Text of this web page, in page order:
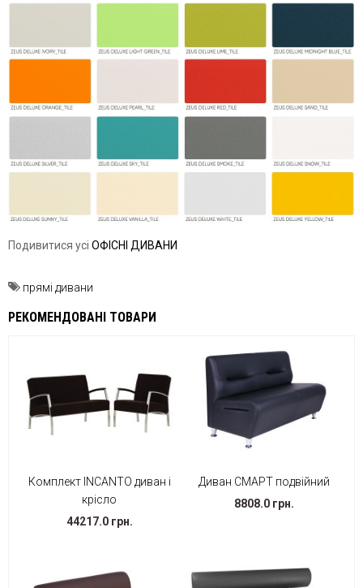
Подивитися усі ОФІСНІ ДИВАНИ
прямі дивани
РЕКОМЕНДОВАНІ ТОВАРИ
Комплект INCANTO диван і
крісло
44217.0 грн.
Диван СМАРТ подвійний
8808.0 грн.